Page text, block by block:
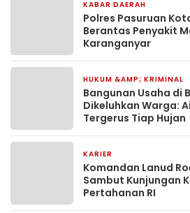
KABAR DAERAH
Polres Pasuruan
Berantas Penyakit
Karanganyar
HUKUM &AMP; KRIMINAL
Bangunan Usaha di
Dikeluhkan Warga:
Tergerus Tiap Hujan
KARIER
Komandan Lanud
Sambut Kunjungan
Pertahanan RI